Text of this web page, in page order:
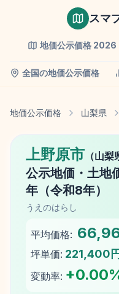
スマ
地価公示価格 2026
全国の地価公示価格
地価公示価格 山梨県
上野原市 （山梨
公示地価 ・土地
年（令和8年）
うえのはらし
平均価格:
坪単価: 221,400
変動率: +0.00